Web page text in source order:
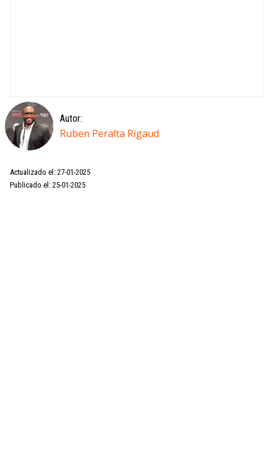
Autor:
Ruben Peralta Rigaud
Actualizado el: 27-01-2025
Publicado el: 25-01-2025